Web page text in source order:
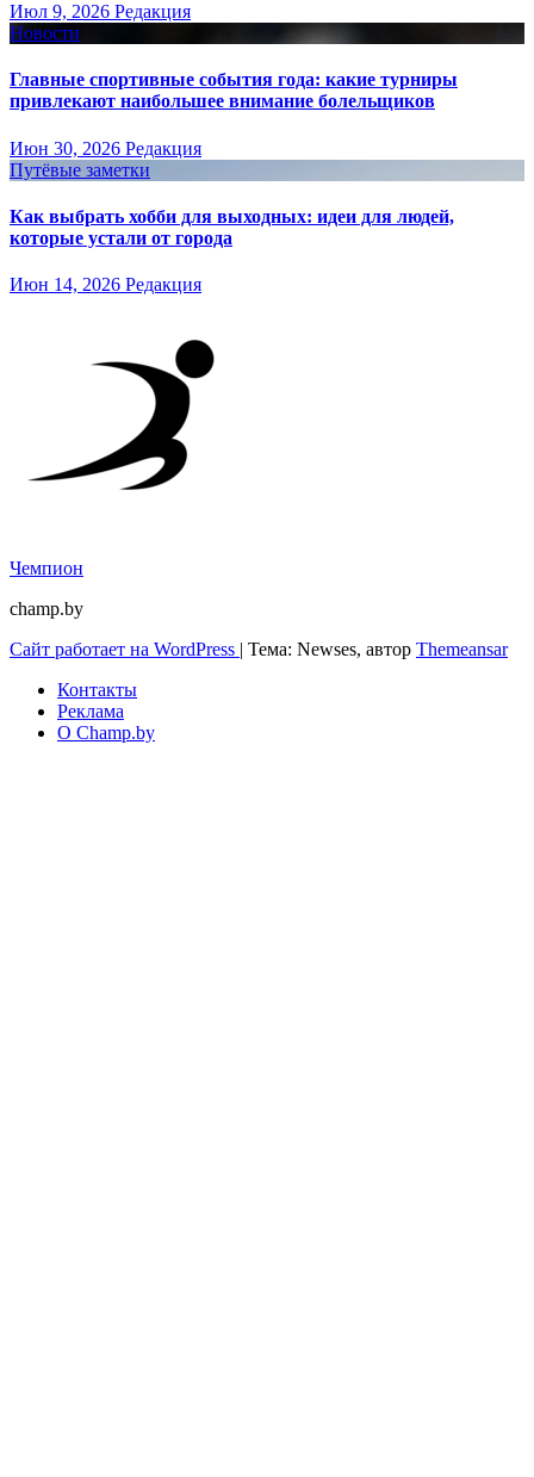
Июл 9, 2026 Редакция
Новости
Главные спортивные события года: какие турниры
привлекают наибольшее внимание болельщиков
Июн 30, 2026 Редакция
Путёвые заметки
Как выбрать хобби для выходных: идеи для людей,
которые устали от города
Июн 14, 2026 Редакция
Чемпион
champ.by
Сайт работает на WordPress | Тема: Newses, автор Themeansar
Контакты
Реклама
О Champ.by